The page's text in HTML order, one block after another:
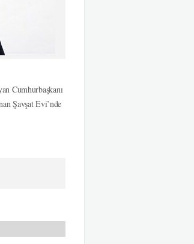
Cumhurbaşkanı
Şavşat Evi’nde